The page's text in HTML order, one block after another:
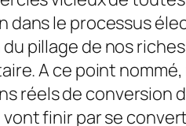
le processus
pillage de nos
A ce point
réels de conversion
finir par se